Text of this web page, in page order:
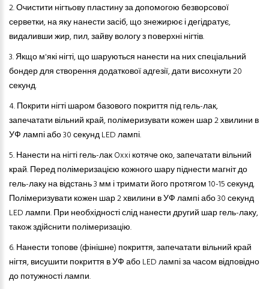
2.Очистити нігтьову пластину за допомогою безворсової
серветки, на яку нанести засіб, що знежирює і дегідратує,
видаливши жир, пил, зайву вологу з поверхні нігтів.
3.Якщо м'які нігті, що шаруються нанести на них спеціальний
бондер для створення додаткової адгезії, дати висохнути 20
секунд.
4.Покрити нігті шаром базового покриття під гель-лак,
запечатати вільний край, полімеризувати кожен шар 2 хвилини в
УФ лампі або 30 секунд LED лампі.
5.Нанести на нігті гель-лак Oxxi котяче око, запечатати вільний
край. Перед полімеризацією кожного шару піднести магніт до
гель-лаку на відстань 3 мм і тримати його протягом 10-15 секунд.
Полімеризувати кожен шар 2 хвилини в УФ лампі або 30 секунд
LED лампи. При необхідності слід нанести другий шар гель-лаку,
також здійснити полімеризацію.
6.Нанести топове (фінішне) покриття, запечатати вільний край
нігтя, висушити покриття в УФ або LED лампі за часом відповідно
до потужності лампи.